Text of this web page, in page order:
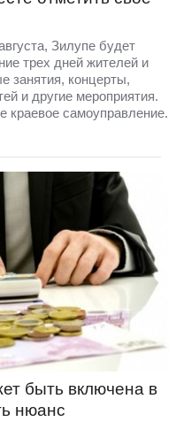
Зилупе будет
трех дней жителей и
занятия, концерты,
и другие мероприятия.
краевое самоуправление.
быть включена в
нюанс